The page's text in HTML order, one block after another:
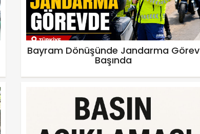
Bayram Dönüşünde Jandarma Görev
Başında